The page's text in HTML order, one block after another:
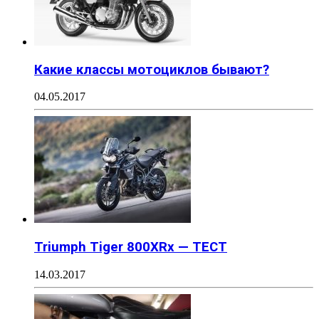
Какие классы мотоциклов бывают?
04.05.2017
Triumph Tiger 800XRx — ТЕСТ
14.03.2017